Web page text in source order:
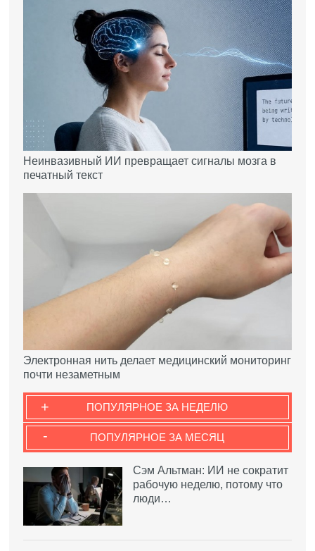
Неинвазивный ИИ превращает сигналы мозга в
печатный текст
Электронная нить делает медицинский мониторинг
почти незаметным
ПОПУЛЯРНОЕ ЗА НЕДЕЛЮ
+
ПОПУЛЯРНОЕ ЗА МЕСЯЦ
-
Сэм Альтман: ИИ не сократит
рабочую неделю, потому что
люди…